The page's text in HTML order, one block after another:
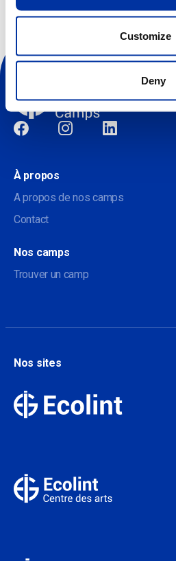
Customize
Deny
Sociale
À propos
A propos de nos camps
Contact
Nos camps
Trouver un camp
Nos sites